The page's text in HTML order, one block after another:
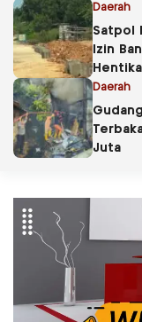
Daerah
Satpol
Izin
PBG
Daerah
Juta